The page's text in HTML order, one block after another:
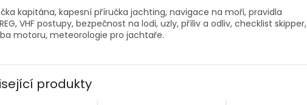
kapitána, kapesní příručka jachting, navigace na moři, pravidla
VHF postupy, bezpečnost na lodi, uzly, příliv a odliv, checklist skipper,
motoru, meteorologie pro jachtaře.
produkty